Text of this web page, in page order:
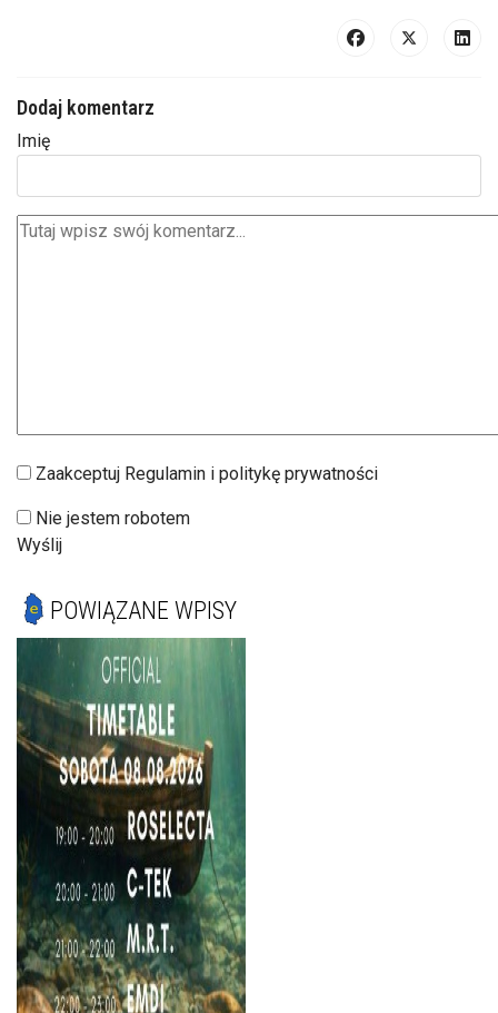
Dodaj komentarz
Imię
Zaakceptuj Regulamin i politykę prywatności
Nie jestem robotem
Wyślij
POWIĄZANE WPISY